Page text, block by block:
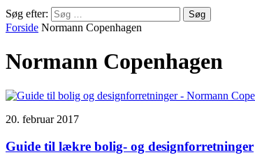
Søg efter:
Forside Normann Copenhagen
Normann Copenhagen
20. februar 2017
Guide til lækre bolig- og designforretninger